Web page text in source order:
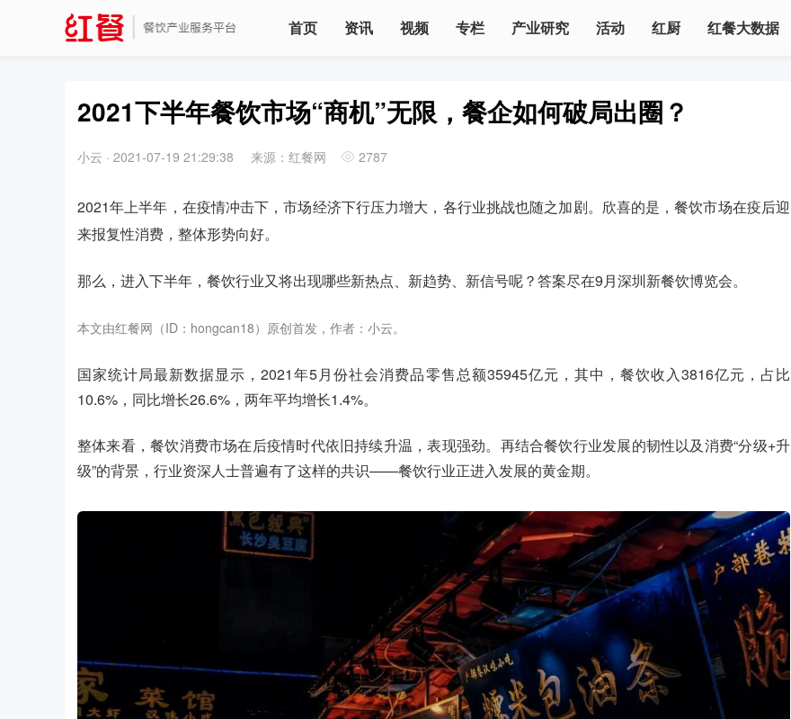
首页 资讯 视频 专栏 产业研究 活动 红厨 红餐大数据
2021下半年餐饮市场“商机”无限，餐企如何破局出圈？
小云 · 2021-07-19 21:29:38 来源：红餐网 2787
2021年上半年，在疫情冲击下，市场经济下行压力增大，各行业挑战也随之加剧。欣喜的是，餐饮市场在疫后迎
来报复性消费，整体形势向好。
那么，进入下半年，餐饮行业又将出现哪些新热点、新趋势、新信号呢？答案尽在9月深圳新餐饮博览会。
本文由红餐网（ID：hongcan18）原创首发，作者：小云。
国家统计局最新数据显示，2021年5月份社会消费品零售总额35945亿元，其中，餐饮收入3816亿元，占比
10.6%，同比增长26.6%，两年平均增长1.4%。
整体来看，餐饮消费市场在后疫情时代依旧持续升温，表现强劲。再结合餐饮行业发展的韧性以及消费“分级+升
级”的背景，行业资深人士普遍有了这样的共识——餐饮行业正进入发展的黄金期。